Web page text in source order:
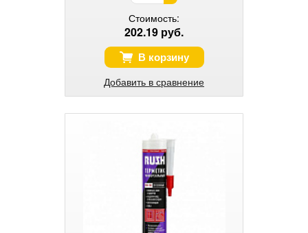
Стоимость:
202.19 руб.
В корзину
Добавить в сравнение